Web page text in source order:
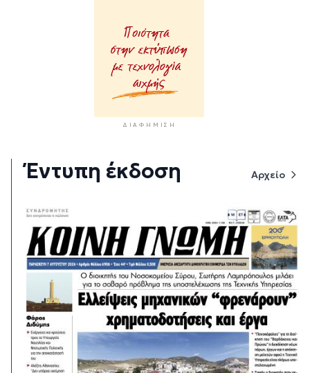
ΔΙΑΦΉΜΙΣΗ
Έντυπη έκδοση Αρχείο